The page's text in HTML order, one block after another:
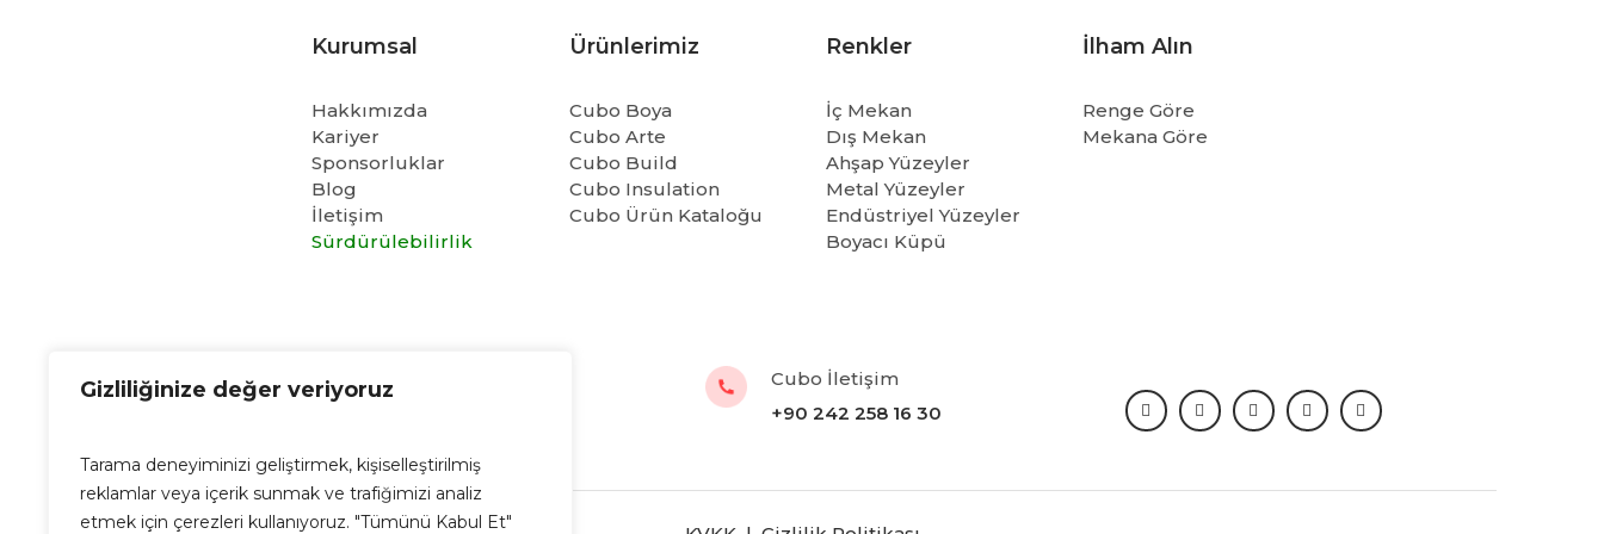
Gizliliğinize değer veriyoruz
Tarama deneyiminizi geliştirmek, kişiselleştirilmiş
reklamlar veya içerik sunmak ve trafiğimizi analiz
etmek için çerezleri kullanıyoruz. "Tümünü Kabul Et"
Kurumsal
Hakkımızda
Kariyer
Sponsorluklar
Blog
İletişim
Sürdürülebilirlik
Ürünlerimiz
Cubo Boya
Cubo Arte
Cubo Build
Cubo Insulation
Cubo Ürün Kataloğu
Renkler
İç Mekan
Dış Mekan
Ahşap Yüzeyler
Metal Yüzeyler
Endüstriyel Yüzeyler
Boyacı Küpü
İlham Alın
Renge Göre
Mekana Göre
Cubo İletişim
+90 242 258 16 30